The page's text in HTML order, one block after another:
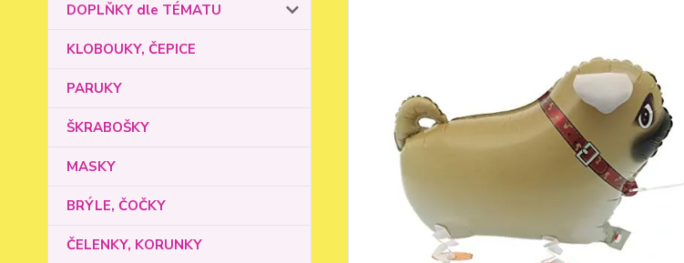
DOPLŇKY dle TÉMATU
KLOBOUKY, ČEPICE
PARUKY
ŠKRABOŠKY
MASKY
BRÝLE, ČOČKY
ČELENKY, KORUNKY